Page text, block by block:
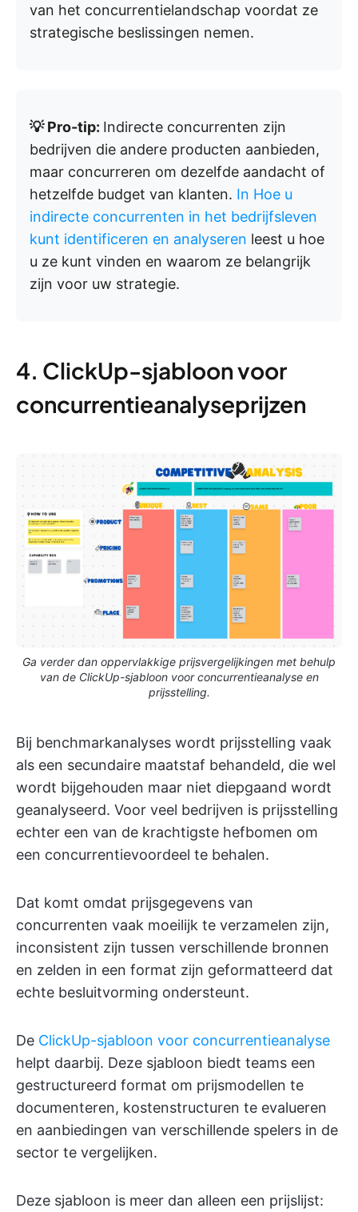
van het concurrentielandschap voordat ze
strategische beslissingen nemen.
💡 Pro-tip: Indirecte concurrenten zijn
bedrijven die andere producten aanbieden,
maar concurreren om dezelfde aandacht of
hetzelfde budget van klanten. In Hoe u
indirecte concurrenten in het bedrijfsleven
kunt identificeren en analyseren leest u hoe
u ze kunt vinden en waarom ze belangrijk
zijn voor uw strategie.
4. ClickUp-sjabloon voor
concurrentieanalyseprijzen
Ga verder dan oppervlakkige prijsvergelijkingen met behulp
van de ClickUp-sjabloon voor concurrentieanalyse en
prijsstelling.
Bij benchmarkanalyses wordt prijsstelling vaak
als een secundaire maatstaf behandeld, die wel
wordt bijgehouden maar niet diepgaand wordt
geanalyseerd. Voor veel bedrijven is prijsstelling
echter een van de krachtigste hefbomen om
een concurrentievoordeel te behalen.
Dat komt omdat prijsgegevens van
concurrenten vaak moeilijk te verzamelen zijn,
inconsistent zijn tussen verschillende bronnen
en zelden in een format zijn geformatteerd dat
echte besluitvorming ondersteunt.
De ClickUp-sjabloon voor concurrentieanalyse
helpt daarbij. Deze sjabloon biedt teams een
gestructureerd format om prijsmodellen te
documenteren, kostenstructuren te evalueren
en aanbiedingen van verschillende spelers in de
sector te vergelijken.
Deze sjabloon is meer dan alleen een prijslijst: